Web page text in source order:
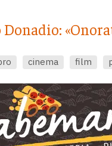
Donadio:
cinema film